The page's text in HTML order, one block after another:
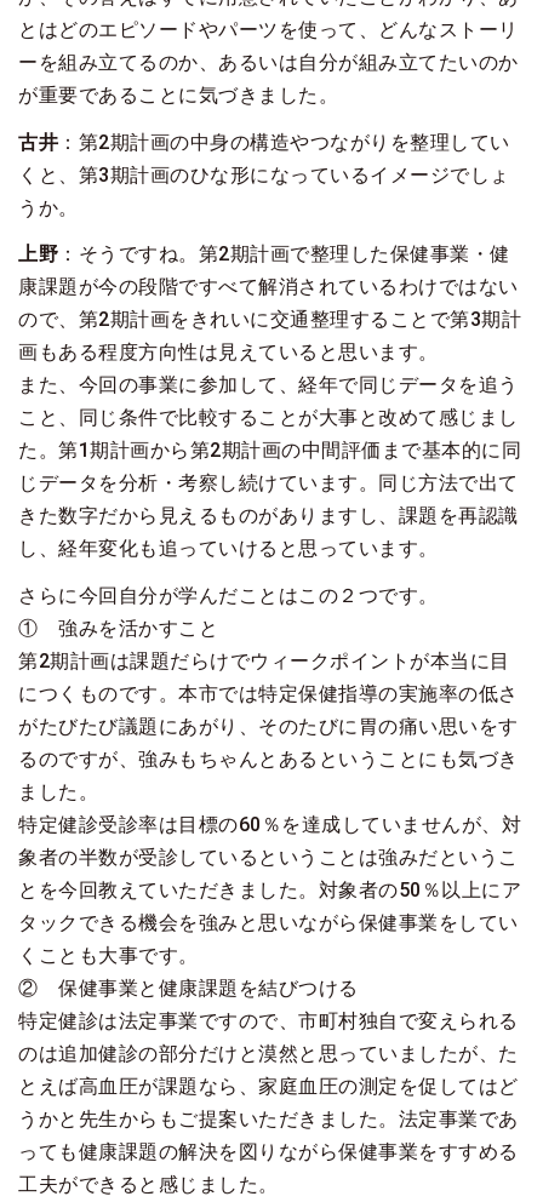
とはどのエピソードやパーツを使って、どんなストーリ
ーを組み立てるのか、あるいは自分が組み立てたいのか
が重要であることに気づきました。
古井 ：第2期計画の中身の構造やつながりを整理してい
くと、第3期計画のひな形になっているイメージでしょ
うか。
上野 ：そうですね。第2期計画で整理した保健事業・健
康課題が今の段階ですべて解消されているわけではない
ので、第2期計画をきれいに交通整理することで第3期計
画もある程度方向性は見えていると思います。
また、今回の事業に参加して、経年で同じデータを追う
こと、同じ条件で比較することが大事と改めて感じまし
た。第1期計画から第2期計画の中間評価まで基本的に同
じデータを分析・考察し続けています。同じ方法で出て
きた数字だから見えるものがありますし、課題を再認識
し、経年変化も追っていけると思っています。
さらに今回自分が学んだことはこの２つです。
① 強みを活かすこと
第2期計画は課題だらけでウィークポイントが本当に目
につくものです。本市では特定保健指導の実施率の低さ
がたびたび議題にあがり、そのたびに胃の痛い思いをす
るのですが、強みもちゃんとあるということにも気づき
ました。
特定健診受診率は目標の60％を達成していませんが、対
象者の半数が受診しているということは強みだというこ
とを今回教えていただきました。対象者の50％以上にア
タックできる機会を強みと思いながら保健事業をしてい
くことも大事です。
② 保健事業と健康課題を結びつける
特定健診は法定事業ですので、市町村独自で変えられる
のは追加健診の部分だけと漠然と思っていましたが、た
とえば高血圧が課題なら、家庭血圧の測定を促してはど
うかと先生からもご提案いただきました。法定事業であ
っても健康課題の解決を図りながら保健事業をすすめる
工夫ができると感じました。